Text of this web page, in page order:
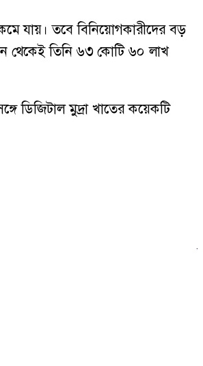
যায়। তবে বিনিয়োগকারীদের বড়
থেকেই তিনি ৬৩ কোটি ৬০ লাখ
ডিজিটাল মুদ্রা খাতের কয়েকটি